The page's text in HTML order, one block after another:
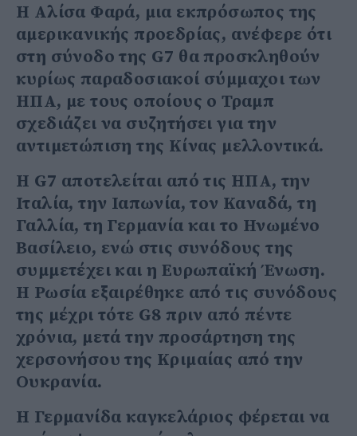
Η Αλίσα Φαρά, μια εκπρόσωπος της
αμερικανικής προεδρίας, ανέφερε ότι
στη σύνοδο της G7 θα προσκληθούν
κυρίως παραδοσιακοί σύμμαχοι των
ΗΠΑ, με τους οποίους ο Τραμπ
σχεδιάζει να συζητήσει για την
αντιμετώπιση της Κίνας μελλοντικά.
Η G7 αποτελείται από τις ΗΠΑ, την
Ιταλία, την Ιαπωνία, τον Καναδά, τη
Γαλλία, τη Γερμανία και το Ηνωμένο
Βασίλειο, ενώ στις συνόδους της
συμμετέχει και η Ευρωπαϊκή Ένωση.
Η Ρωσία εξαιρέθηκε από τις συνόδους
της μέχρι τότε G8 πριν από πέντε
χρόνια, μετά την προσάρτηση της
χερσονήσου της Κριμαίας από την
Ουκρανία.
Η Γερμανίδα καγκελάριος φέρεται να